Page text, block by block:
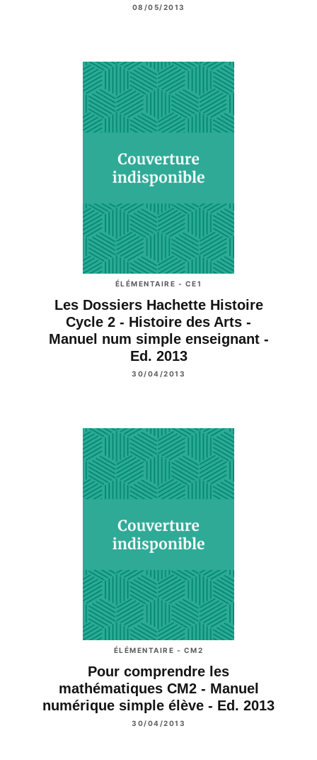
08/05/2013
ÉLÉMENTAIRE - CE1
Les Dossiers Hachette Histoire
Cycle 2 - Histoire des Arts -
Manuel num simple enseignant -
Ed. 2013
30/04/2013
ÉLÉMENTAIRE - CM2
Pour comprendre les
mathématiques CM2 - Manuel
numérique simple élève - Ed. 2013
30/04/2013